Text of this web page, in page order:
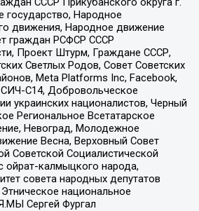
государство, Народное
движения, Народное движение
граждан РСФСР СССР
Проект Штурм, Граждане СССР,
Светлых Родов, Совет Советских
Meta Platforms Inc, Facebook,
СИЧ-С14, Добровольческое
украинских националистов, Черный
Региональное Всетатарское
Невоград, Молодежное
Весна, Верховный Совет
Советской Социалистической
ойрат-калмыцкого народа,
совета народных депутатов
национальное
Сергей Фургал